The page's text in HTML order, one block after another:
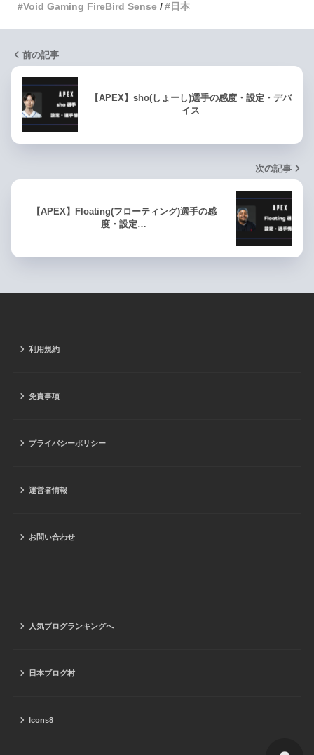
Void Gaming FireBird Sense
日本
前の記事
【APEX】sho(しょーし)選手の感度・設定・デバ
イス
次の記事
【APEX】Floating(フローティング)選手の感
度・設定…
利用規約
免責事項
プライバシーポリシー
運営者情報
お問い合わせ
人気ブログランキングへ
日本ブログ村
Icons8